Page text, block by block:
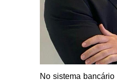
No sistema